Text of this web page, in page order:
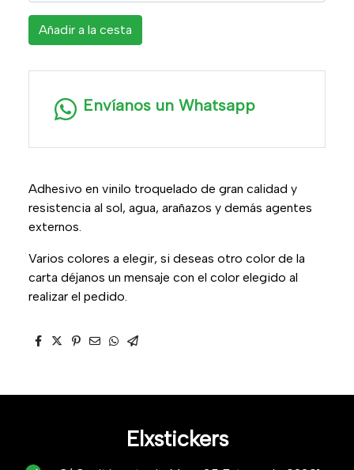
Añadir a la cesta
Envíanos un Whatsapp
Adhesivo en vinilo troquelado de gran calidad y
resistencia al sol, agua, arañazos y demás agentes
externos.
Varios colores a elegir, si deseas otro color de la
carta déjanos un mensaje con el color elegido al
realizar el pedido.
Elxstickers